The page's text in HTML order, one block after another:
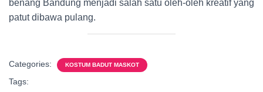
benang Bandung menjadi salah satu oleh-oleh kreatif yang
patut dibawa pulang.
Categories: KOSTUM BADUT MASKOT
Tags: